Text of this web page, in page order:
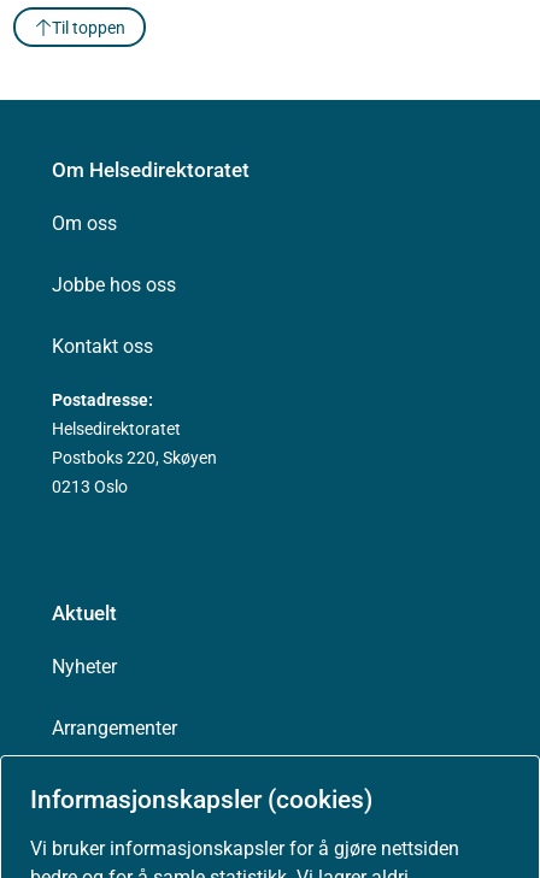
Informasjonskapsler (cookies)
Vi bruker informasjonskapsler for å gjøre nettsiden
Til toppen
Om Helsedirektoratet
Om oss
Jobbe hos oss
Kontakt oss
Postadresse:
Helsedirektoratet
Postboks 220, Skøyen
0213 Oslo
Aktuelt
Nyheter
Arrangementer
Høringer
Presse